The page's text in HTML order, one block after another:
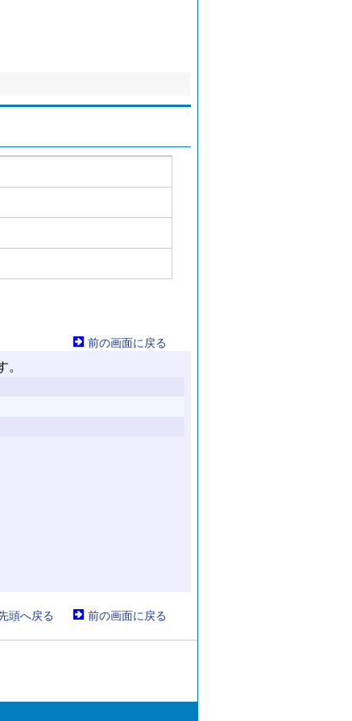
前の画面に戻る
頭へ戻る 前の画面に戻る